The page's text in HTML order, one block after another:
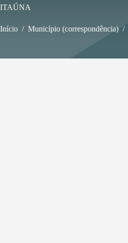
ITAÚNA
Início / Município (correspondência) /